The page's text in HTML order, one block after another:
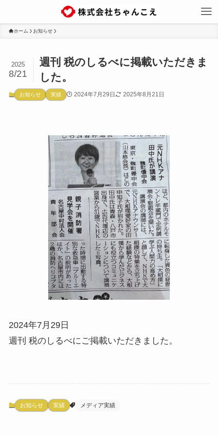
ホーム お知らせ
週刊 税のしるべに掲載いただきま
した。
2025
8/21
お知らせ 実績 2024年7月29日 2025年8月21日
2024年7月29日
週刊 税のしるべにご掲載いただきました。
お知らせ 実績 メディア実績